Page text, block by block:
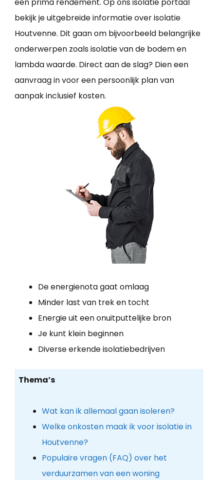
bekijk je uitgebreide informatie over isolatie
Houtvenne. Dit gaan om bijvoorbeeld belangrijke
onderwerpen zoals isolatie van de bodem en
lambda waarde. Direct aan de slag? Dien een
aanvraag in voor een persoonlijk plan van
aanpak inclusief kosten.
De energienota gaat omlaag
Minder last van trek en tocht
Energie uit een onuitputtelijke bron
Je kunt klein beginnen
Diverse erkende isolatiebedrijven
Thema’s
Wat kan ik allemaal gaan isoleren?
Welke onkosten maak ik voor isolatie in
Houtvenne?
Populaire vragen (FAQ) over het
verduurzamen van een woning